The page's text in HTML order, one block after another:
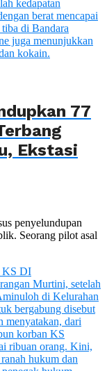
77
Ekstasi
penyelundupan
Seorang pilot asal